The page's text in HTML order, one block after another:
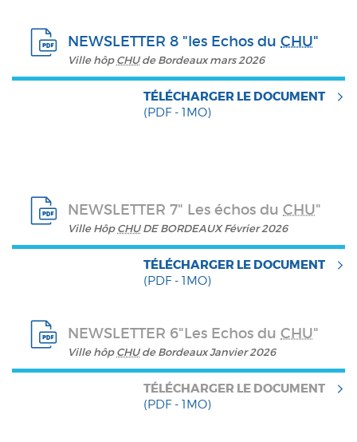
NEWSLETTER 8 "les Echos du CHU"
Ville hôpCHUde Bordeaux mars 2026
TÉLÉCHARGER LE DOCUMENT
(PDF - 1MO)
NEWSLETTER 7" Les échos du CHU"
Ville HôpCHUDE BORDEAUX Février 2026
TÉLÉCHARGER LE DOCUMENT
(PDF - 1MO)
NEWSLETTER 6"Les Echos du CHU"
Ville hôpCHUde Bordeaux Janvier 2026
TÉLÉCHARGER LE DOCUMENT
(PDF - 1MO)